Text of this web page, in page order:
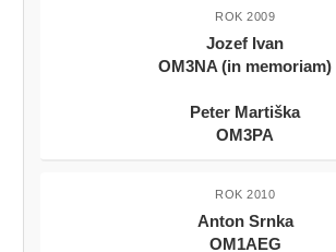
ROK 2009
Jozef Ivan
OM3NA (in memoriam)
Peter Martiška
OM3PA
ROK 2010
Anton Srnka
OM1AEG